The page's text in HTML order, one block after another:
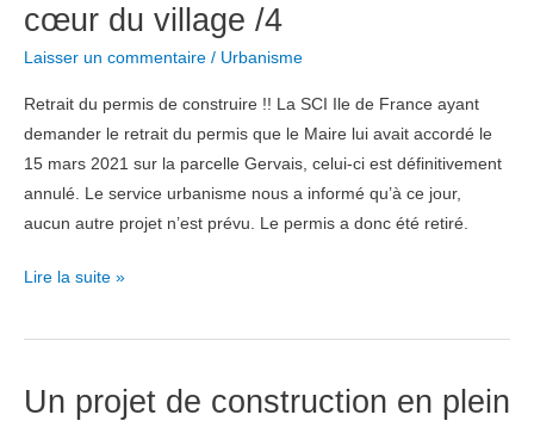
cœur
du
cœur du village /4
Laisser un commentaire / Urbanisme
Retrait du permis de construire !! La SCI Ile de France ayant
demander le retrait du permis que le Maire lui avait accordé le
15 mars 2021 sur la parcelle Gervais, celui-ci est définitivement
annulé. Le service urbanisme nous a informé qu’à ce jour,
aucun autre projet n’est prévu. Le permis a donc été retiré.
Un
de
en
Lire la suite »
Un projet de construction en plein